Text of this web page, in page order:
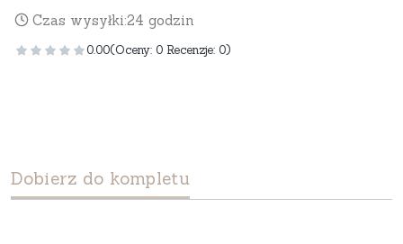
Czas wysyłki:24 godzin
0.00(Oceny: 0 Recenzje: 0)
Dobierz do kompletu